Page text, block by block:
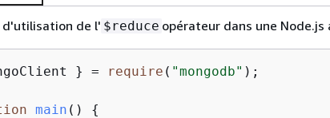
d'utilisation de l' $reduce opérateur dans une Node.js
} = require ( "mongodb" );
main ( ) {